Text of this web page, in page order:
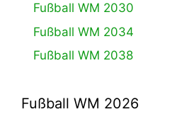
Fußball WM 2030
Fußball WM 2034
Fußball WM 2038
Fußball WM 2026